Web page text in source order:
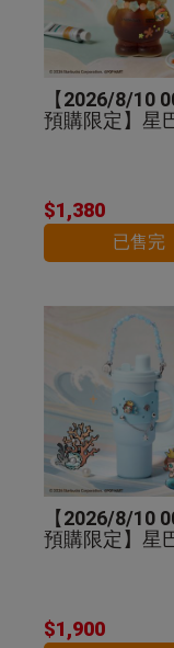
【2026/8/10
預購限定】星
$1,380
已售完
【2026/8/10
預購限定】星
$1,900